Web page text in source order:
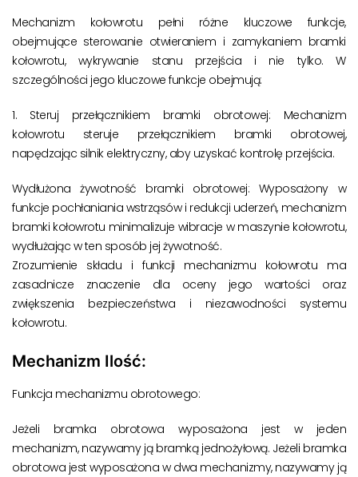
Mechanizm kołowrotu pełni różne kluczowe funkcje,
obejmujące sterowanie otwieraniem i zamykaniem bramki
kołowrotu, wykrywanie stanu przejścia i nie tylko. W
szczególności jego kluczowe funkcje obejmują:
1. Steruj przełącznikiem bramki obrotowej: Mechanizm
kołowrotu steruje przełącznikiem bramki obrotowej,
napędzając silnik elektryczny, aby uzyskać kontrolę przejścia.
Wydłużona żywotność bramki obrotowej: Wyposażony w
funkcje pochłaniania wstrząsów i redukcji uderzeń, mechanizm
bramki kołowrotu minimalizuje wibracje w maszynie kołowrotu,
wydłużając w ten sposób jej żywotność.
Zrozumienie składu i funkcji mechanizmu kołowrotu ma
zasadnicze znaczenie dla oceny jego wartości oraz
zwiększenia bezpieczeństwa i niezawodności systemu
kołowrotu.
Mechanizm Ilość:
Funkcja mechanizmu obrotowego:
Jeżeli bramka obrotowa wyposażona jest w jeden
mechanizm, nazywamy ją bramką jednożyłową. Jeżeli bramka
obrotowa jest wyposażona w dwa mechanizmy, nazywamy ją